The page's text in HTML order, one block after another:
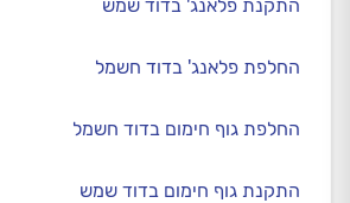
התקנת פלאנג' בדוד שמש
החלפת פלאנג' בדוד חשמל
החלפת גוף חימום בדוד חשמל
התקנת גוף חימום בדוד שמש